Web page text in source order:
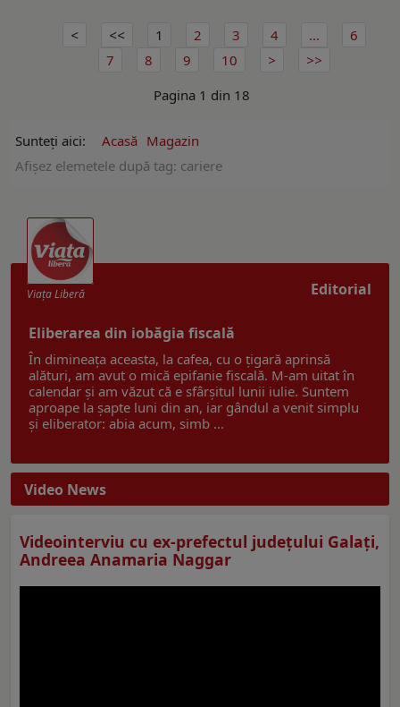
1 2 3 4 ...
6
7
8 9
10
Pagina 1 din 18
Sunteți aici: Acasă Magazin
Afişez elemetele după tag: cariere
Editorial
Viaţa Liberă
Eliberarea din iobăgia fiscală
În dimineața aceasta, la cafea, cu o țigară aprinsă
alături, am avut o mică epifanie fiscală. M-am uitat în
calendar și am văzut că e sfârșitul lunii iulie. Suntem
aproape la șapte luni din an, iar gândul a venit simplu
și eliberator: abia acum, simb ...
Video News
Videointerviu cu ex-prefectul judeţului Galaţi,
Andreea Anamaria Naggar